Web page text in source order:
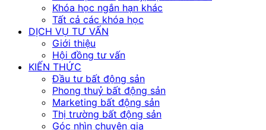
Khóa học ngắn hạn khác
Tất cả các khóa học
DỊCH VỤ TƯ VẤN
Giới thiệu
Hội đồng tư vấn
KIẾN THỨC
Đầu tư bất động sản
Phong thuỷ bất động sản
Marketing bất động sản
Thị trường bất động sản
Góc nhìn chuyên gia